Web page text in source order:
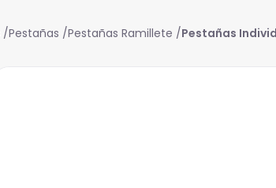
Pestañas Pestañas Ramillete Pestañas